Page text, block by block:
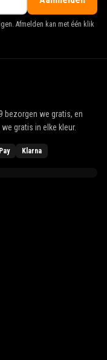
Afmelden kan met één klik
bezorgen we gratis, en
gratis in elke kleur.
Klarna